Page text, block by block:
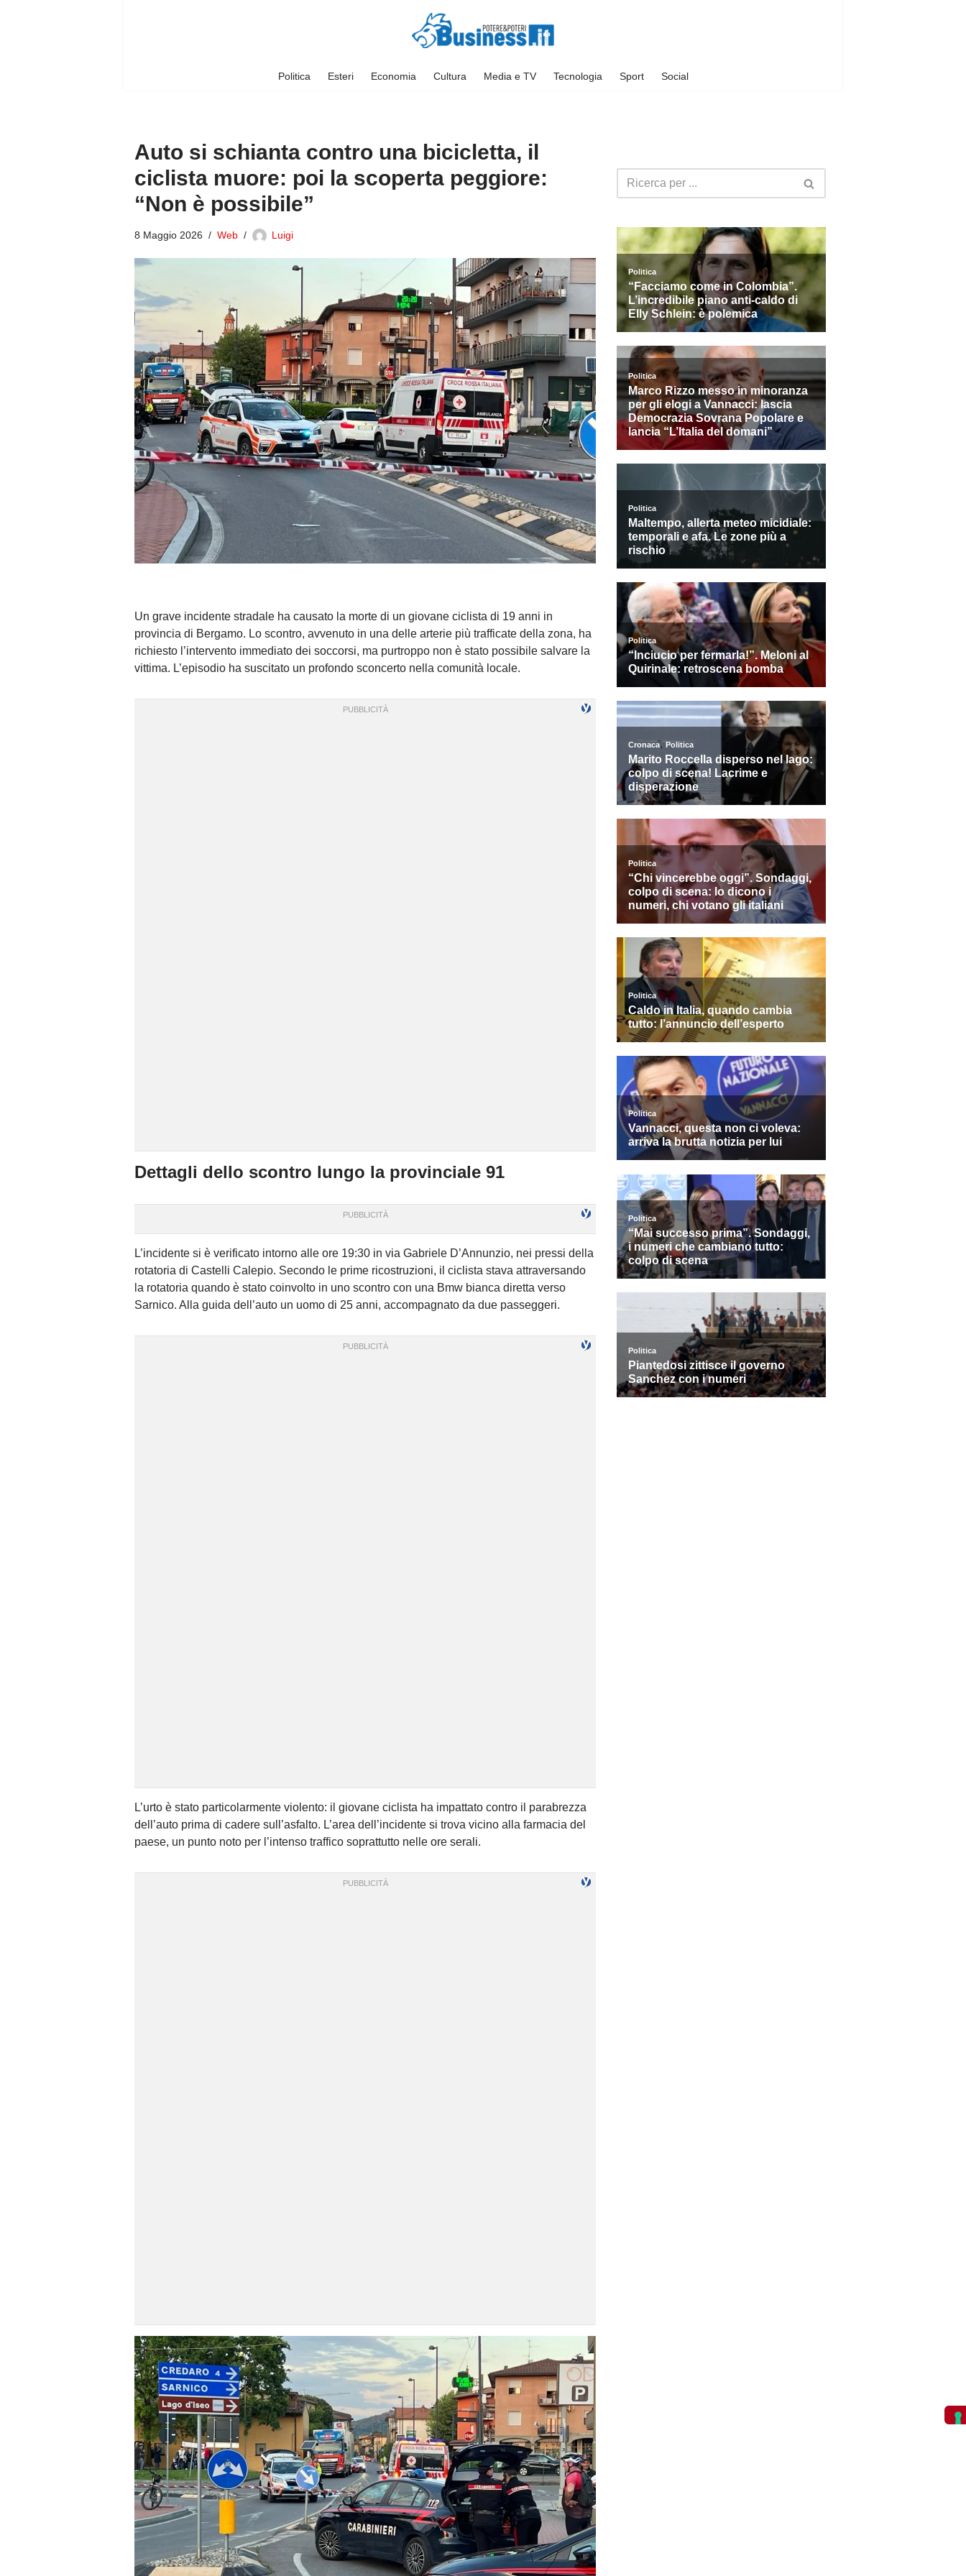
Politica Esteri Economia Cultura Media e TV Tecnologia Sport Social
Auto si schianta contro una bicicletta, il
ciclista muore: poi la scoperta peggiore:
“Non è possibile”
8 Maggio 2026 Web Luigi
Un grave incidente stradale ha causato la morte di un giovane ciclista di 19 anni in
provincia di Bergamo. Lo scontro, avvenuto in una delle arterie più trafficate della zona, ha
richiesto l’intervento immediato dei soccorsi, ma purtroppo non è stato possibile salvare la
vittima. L’episodio ha suscitato un profondo sconcerto nella comunità locale.
Dettagli dello scontro lungo la provinciale 91
L’incidente si è verificato intorno alle ore 19:30 in via Gabriele D’Annunzio, nei pressi della
rotatoria di Castelli Calepio. Secondo le prime ricostruzioni, il ciclista stava attraversando
la rotatoria quando è stato coinvolto in uno scontro con una Bmw bianca diretta verso
Sarnico. Alla guida dell’auto un uomo di 25 anni, accompagnato da due passeggeri.
L’urto è stato particolarmente violento: il giovane ciclista ha impattato contro il parabrezza
dell’auto prima di cadere sull’asfalto. L’area dell’incidente si trova vicino alla farmacia del
paese, un punto noto per l’intenso traffico soprattutto nelle ore serali.